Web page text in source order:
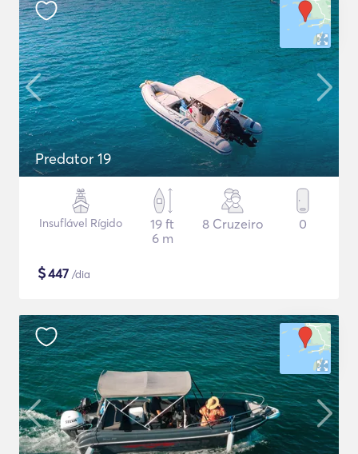
Predator 19
Insuflável Rígido
19 ft
6 m
8 Cruzeiro 0
$447 /dia